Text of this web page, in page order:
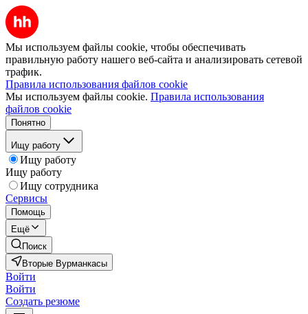
Мы используем файлы cookie, чтобы обеспечивать
правильную работу нашего веб-сайта и анализировать сетевой
трафик.
Правила использования файлов cookie
Мы используем файлы cookie. Правила использования
файлов cookie
Понятно
Ищу работу
Ищу работу
Ищу работу
Ищу сотрудника
Сервисы
Помощь
Ещё
Поиск
Вторые Вурманкасы
Войти
Войти
Создать резюме